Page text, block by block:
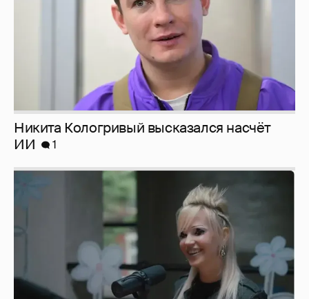
Никита Кологривый высказался насчёт
ИИ
1